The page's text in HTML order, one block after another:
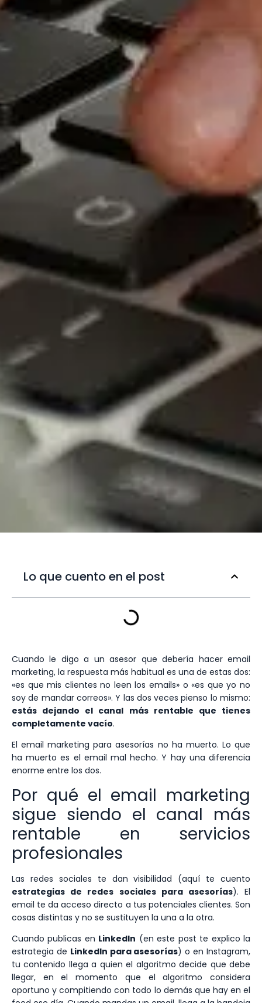
Lo que cuento en el post
Cuando le digo a un asesor que debería hacer email
marketing, la respuesta más habitual es una de estas dos:
«es que mis clientes no leen los emails» o «es que yo no
soy de mandar correos». Y las dos veces pienso lo mismo:
estás dejando el canal más rentable que tienes
completamente vacío.
El email marketing para asesorías no ha muerto. Lo que
ha muerto es el email mal hecho. Y hay una diferencia
enorme entre los dos.
Por qué el email marketing
sigue siendo el canal más
rentable en servicios
profesionales
Las redes sociales te dan visibilidad (aquí te cuento
estrategias de redes sociales para asesorías). El
email te da acceso directo a tus potenciales clientes. Son
cosas distintas y no se sustituyen la una a la otra.
Cuando publicas en LinkedIn (en este post te explico la
estrategia de LinkedIn para asesorías) o en Instagram,
tu contenido llega a quien el algoritmo decide que debe
llegar, en el momento que el algoritmo considera
oportuno y compitiendo con todo lo demás que hay en el